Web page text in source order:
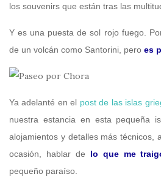
los souvenirs que están tras las
Y es una puesta de sol rojo fuego.
de un volcán como Santorini, pero es
Ya adelanté en el post de las islas
nuestra estancia en esta pequeña
alojamientos y detalles más técnicos,
ocasión, hablar de lo que me
pequeño paraíso.